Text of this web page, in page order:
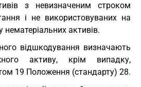
з невизначеним строком
і не використовуваних на
нематеріальних активів.
відшкодування визначають
активу, крім випадку,
19 Положення (стандарту) 28.